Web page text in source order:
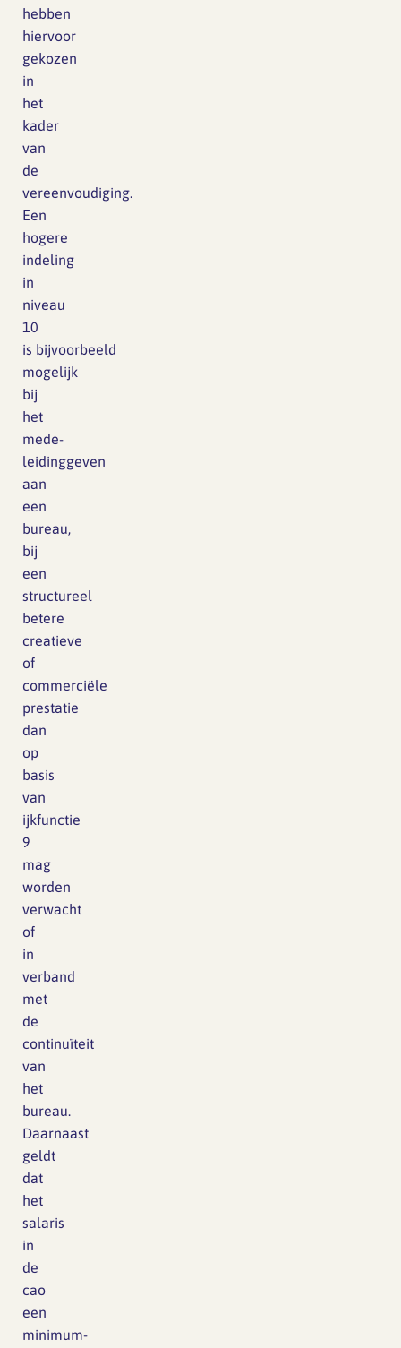
hebben
hiervoor
gekozen
in
het
kader
van
de
vereenvoudiging.
Een
hogere
indeling
in
niveau
10
is bijvoorbeeld
mogelijk
bij
het
mede-
leidinggeven
aan
een
bureau,
bij
een
structureel
betere
creatieve
of
commerciële
prestatie
dan
op
basis
van
ijkfunctie
9
mag
worden
verwacht
of
in
verband
met
de
continuïteit
van
het
bureau.
Daarnaast
geldt
dat
het
salaris
in
de
cao
een
minimum-